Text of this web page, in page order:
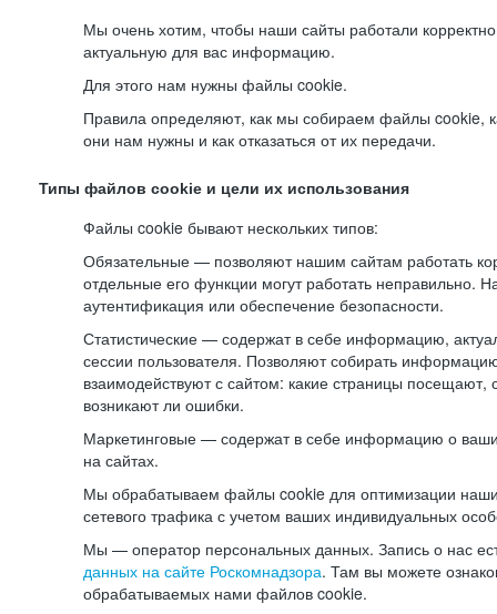
Мы очень хотим, чтобы наши сайты работали
актуальную для вас информацию.
Для этого нам нужны файлы cookie.
Правила определяют, как мы собираем файлы cookie,
они нам нужны и как отказаться от их передачи.
Типы файлов cookie и цели их использования
Файлы cookie бывают нескольких типов:
Обязательные — позволяют нашим сайтам работать
отдельные его функции могут работать неправильно.
аутентификация или обеспечение безопасности.
Статистические — содержат в себе информацию,
сессии пользователя. Позволяют собирать
взаимодействуют с сайтом: какие страницы посещают,
возникают ли ошибки.
Маркетинговые — содержат в себе информацию о
на сайтах.
Мы обрабатываем файлы cookie для оптимизации
сетевого трафика с учетом ваших индивидуальных
Мы — оператор персональных данных. Запись о нас
данных на сайте Роскомнадзора. Там вы можете
обрабатываемых нами файлов cookie.